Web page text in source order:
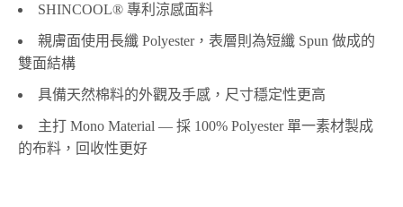
SHINCOOL® 專利涼感面料
親膚面使用長纖 Polyester，表層則為短纖 Spun 做成的
雙面結構
具備天然棉料的外觀及手感，尺寸穩定性更高
主打 Mono Material — 採 100% Polyester 單一素材製成
的布料，回收性更好